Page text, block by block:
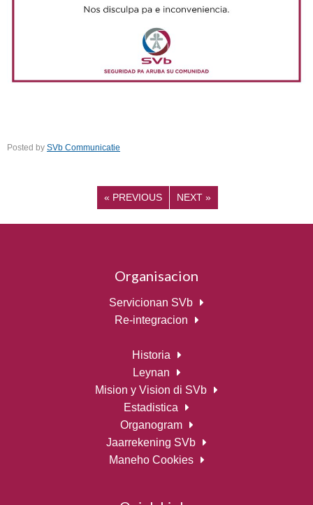
Posted by SVb Communicatie
« PREVIOUS NEXT »
Organisacion
Servicionan SVb
Re-integracion
Historia
Leynan
Mision y Vision di SVb
Estadistica
Organogram
Jaarrekening SVb
Maneho Cookies